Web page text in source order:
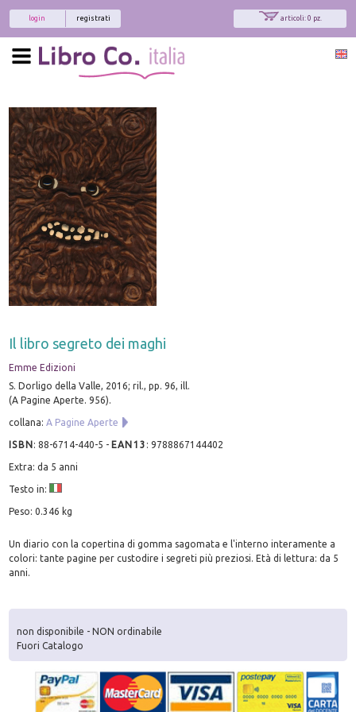
articoli: 0 pz.
registrati
login
Il libro segreto dei maghi
Emme Edizioni
S. Dorligo della Valle, 2016; ril., pp. 96, ill.
(A Pagine Aperte. 956).
collana:A Pagine Aperte
ISBN:88-6714-440-5 - EAN13 :9788867144402
Extra: da 5 anni
Testo in:
Peso: 0.346 kg
Un diario con la copertina di gomma sagomata e l'interno interamente a
colori: tante pagine per custodire i segreti più preziosi. Età di lettura: da 5
anni.
non disponibile - NON ordinabile
Fuori Catalogo